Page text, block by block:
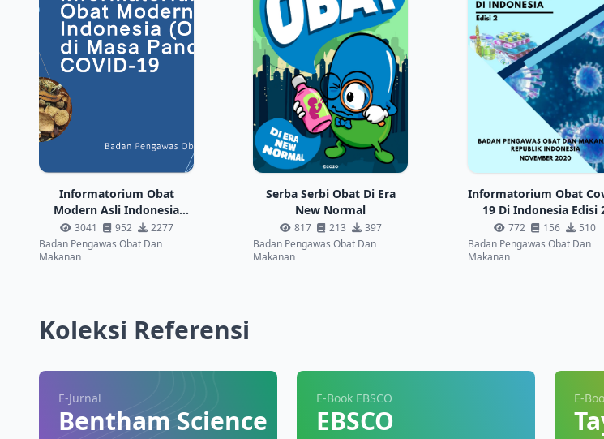
Informatorium Obat
Modern Asli Indonesia
(OMAI) Di Masa Pandemi
Covid-19
3041 952
2277
Badan Pengawas Obat Dan
Makanan
Serba Serbi Obat Di Era
New Normal
817 213
397
Badan Pengawas Obat Dan
Makanan
Informatorium Obat
19 Di Indonesia Edisi
772 156
510
Badan Pengawas Obat Dan
Makanan
Koleksi Referensi
E-Jurnal
Bentham Science
E-Book EBSCO
EBSCO
E-